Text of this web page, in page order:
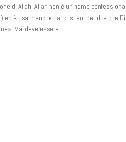
di Allah. Allah non è un nome
ed è usato anche dai cristiani per dire che
Mai deve essere...